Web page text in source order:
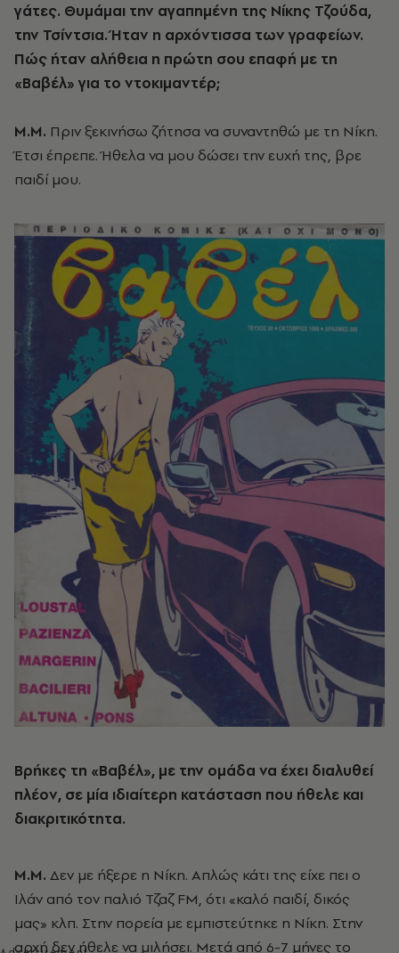
γάτες. Θυμάμαι την αγαπημένη της Νίκης Τζούδα,
την Τσίντσια. Ήταν η αρχόντισσα των γραφείων.
Πώς ήταν αλήθεια η πρώτη σου επαφή με τη
«Βαβέλ» για το ντοκιμαντέρ;
Μ.Μ. Πριν ξεκινήσω ζήτησα να συναντηθώ με τη Νίκη.
Έτσι έπρεπε. Ήθελα να μου δώσει την ευχή της, βρε
παιδί μου.
Βρήκες τη «Βαβέλ», με την ομάδα να έχει διαλυθεί
πλέον, σε μία ιδιαίτερη κατάσταση που ήθελε και
διακριτικότητα.
Μ.Μ. Δεν με ήξερε η Νίκη. Απλώς κάτι της είχε πει ο
Ιλάν από τον παλιό Τζαζ FM, ότι «καλό παιδί, δικός
μας» κλπ. Στην πορεία με εμπιστεύτηκε η Νίκη. Στην
αρχή δεν ήθελε να μιλήσει. Μετά από 6-7 μήνες το